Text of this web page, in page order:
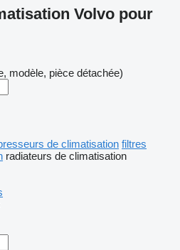
Volvo pour
modèle, pièce détachée)
de climatisation filtres
radiateurs de climatisation